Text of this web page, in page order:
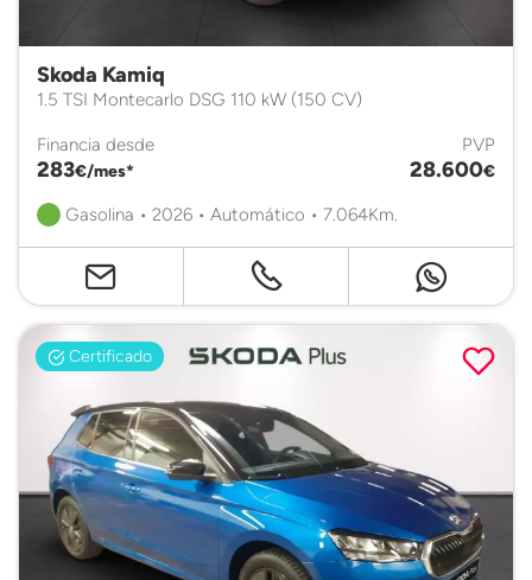
Skoda Kamiq
1.5 TSI Montecarlo DSG 110 kW (150 CV)
Financia desde
283€/mes*
PVP
28.600€
Gasolina • 2026 • Automático • 7.064Km.
Certificado